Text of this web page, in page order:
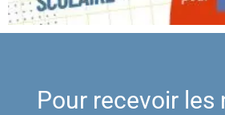
Pour recevoir les